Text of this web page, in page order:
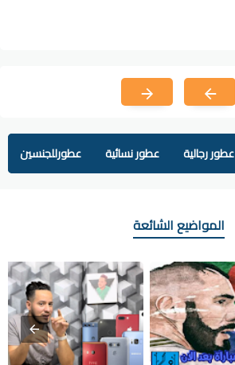
عطور رجالية عطور نسائية عطورللجنسين
المواضيع الشائعة